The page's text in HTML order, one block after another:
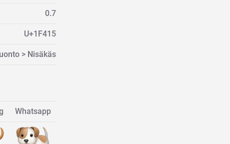
0.7
U+1F415
> Nisäkäs
Whatsapp